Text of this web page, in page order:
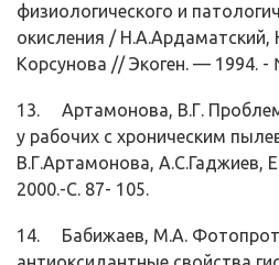
физиологического и
окисления /
Корсунова // Экоген. — 1994.
13. Артамонова, В.Г.
у рабочих с хроническим
В.Г.Артамонова, А.С.Гаджиев,
2000.-С. 87- 105.
14. Бабижаев, М.А.